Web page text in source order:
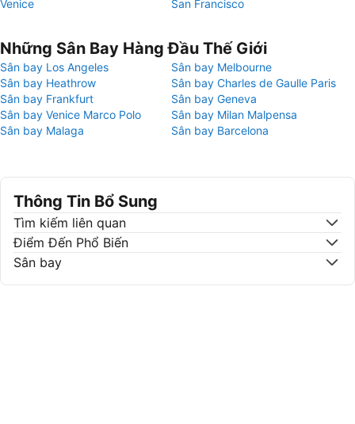
Venice
San Francisco
Những Sân Bay Hàng Đầu Thế Giới
Sân bay Los Angeles
Sân bay Melbourne
Sân bay Heathrow
Sân bay Charles de Gaulle Paris
Sân bay Frankfurt
Sân bay Geneva
Sân bay Venice Marco Polo
Sân bay Milan Malpensa
Sân bay Malaga
Sân bay Barcelona
Thông Tin Bổ Sung
Tìm kiếm liên quan
Điểm Đến Phổ Biến
Sân bay